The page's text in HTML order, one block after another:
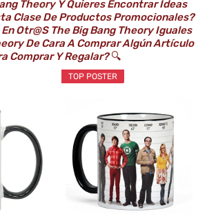
Theory Y Quieres Encontrar Ideas
Clase De Productos Promocionales?
Otr@s The Big Bang Theory Iguales
De Cara A Comprar Algún Artículo
Comprar Y Regalar?🔍
TOP POSTER